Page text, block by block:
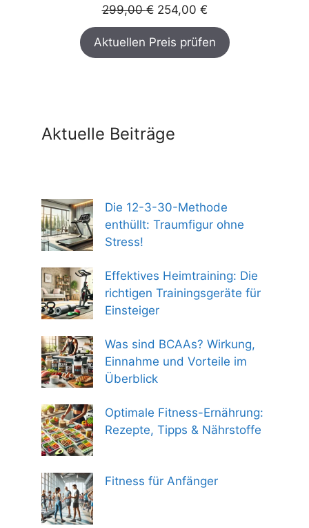
299,00€ Ursprünglicher
Preis
war:
299,00 €
254,00 €Aktueller
Preis
ist:
254,00 €.
Aktuellen Preis prüfen
Aktuelle Beiträge
Die 12-3-30-Methode
enthüllt: Traumfigur ohne
Stress!
Effektives Heimtraining: Die
richtigen Trainingsgeräte für
Einsteiger
Was sind BCAAs? Wirkung,
Einnahme und Vorteile im
Überblick
Optimale Fitness-Ernährung:
Rezepte, Tipps & Nährstoffe
Fitness für Anfänger